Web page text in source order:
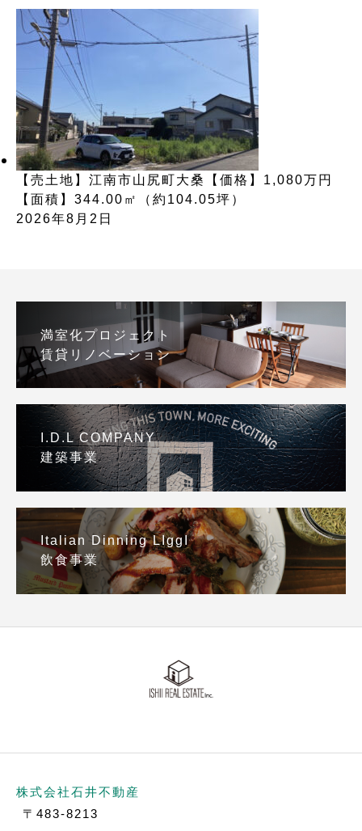
【売土地】江南市山尻町大桑【価格】1,080万円
【面積】344.00㎡（約104.05坪）
2026年8月2日
満室化プロジェクト
賃貸リノベーション
I.D.L COMPANY
建築事業
Italian Dinning LIggI
飲食事業
株式会社石井不動産
〒483-8213